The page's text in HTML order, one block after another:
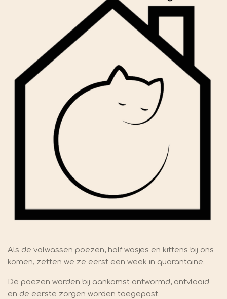
Als de volwassen poezen, half wasjes en kittens bij ons
komen, zetten we ze eerst een week in quarantaine.
De poezen worden bij aankomst ontwormd, ontvlooid
en de eerste zorgen worden toegepast.